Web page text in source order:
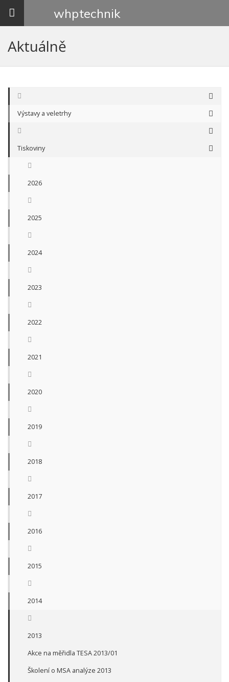
Toggle
whptechnik
Aktuálně
Výstavy a veletrhy
Tiskoviny
2026
2025
2024
2023
2022
2021
2020
2019
2018
2017
2016
2015
2014
2013
Akce na měřidla TESA 2013/01
Školení o MSA analýze 2013